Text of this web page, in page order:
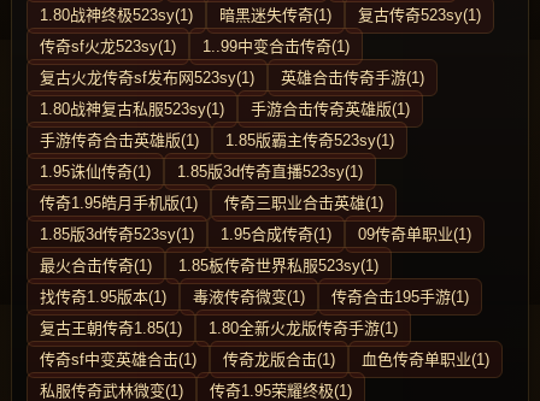
1.80战神终极523sy(1)
暗黑迷失传奇(1)
复古传奇523sy(1)
传奇sf火龙523sy(1)
1..99中变合击传奇(1)
复古火龙传奇sf发布网523sy(1)
英雄合击传奇手游(1)
1.80战神复古私服523sy(1)
手游合击传奇英雄版(1)
手游传奇合击英雄版(1)
1.85版霸主传奇523sy(1)
1.95诛仙传奇(1)
1.85版3d传奇直播523sy(1)
传奇1.95皓月手机版(1)
传奇三职业合击英雄(1)
1.85版3d传奇523sy(1)
1.95合成传奇(1)
09传奇单职业(1)
最火合击传奇(1)
1.85板传奇世界私服523sy(1)
找传奇1.95版本(1)
毒液传奇微变(1)
传奇合击195手游(1)
复古王朝传奇1.85(1)
1.80全新火龙版传奇手游(1)
传奇sf中变英雄合击(1)
传奇龙版合击(1)
血色传奇单职业(1)
私服传奇武林微变(1)
传奇1.95荣耀终极(1)